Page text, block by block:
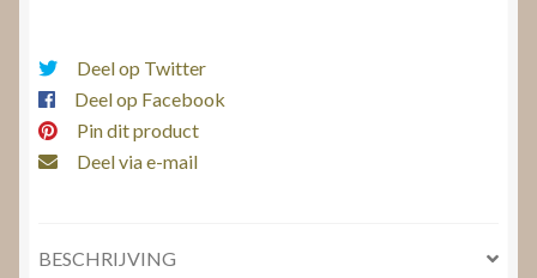
Deel op Twitter
Deel op Facebook
Pin dit product
Deel via e-mail
BESCHRIJVING